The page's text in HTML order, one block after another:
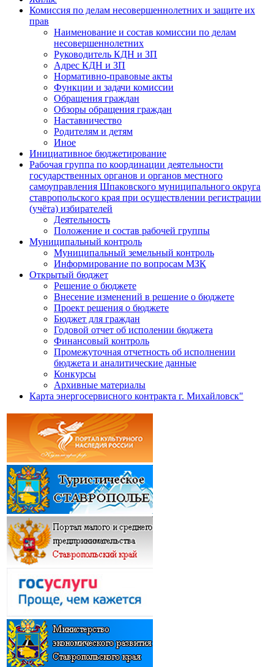
Комиссия по делам несовершеннолетних и защите их
прав
Наименование и состав комиссии по делам
несовершеннолетних
Руководитель КДН и ЗП
Адрес КДН и ЗП
Нормативно-правовые акты
Функции и задачи комиссии
Обращения граждан
Обзоры обращения граждан
Наставничество
Родителям и детям
Иное
Инициативное бюджетирование
Рабочая группа по координации деятельности
государственных органов и органов местного
самоуправления Шпаковского муниципального округа
ставропольского края при осуществлении регистрации
(учёта) избирателей
Деятельность
Положение и состав рабочей группы
Муниципальный контроль
Муниципальный земельный контроль
Информирование по вопросам МЗК
Открытый бюджет
Решение о бюджете
Внесение изменений в решение о бюджете
Проект решения о бюджете
Бюджет для граждан
Годовой отчет об исполении бюджета
Финансовый контроль
Промежуточная отчетность об исполнении
бюджета и аналитические данные
Конкурсы
Архивные материалы
Карта энергосервисного контракта г. Михайловск"